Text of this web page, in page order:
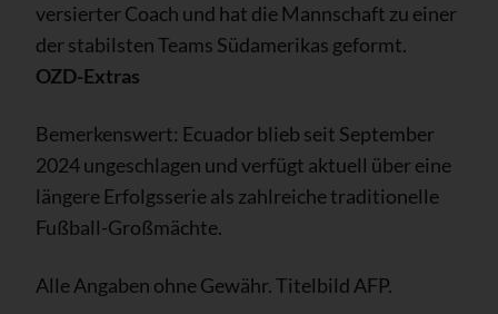
versierter Coach und hat die Mannschaft zu einer
der stabilsten Teams Südamerikas geformt.
OZD-Extras
Bemerkenswert: Ecuador blieb seit September
2024 ungeschlagen und verfügt aktuell über eine
längere Erfolgsserie als zahlreiche traditionelle
Fußball-Großmächte.
Alle Angaben ohne Gewähr. Titelbild AFP.